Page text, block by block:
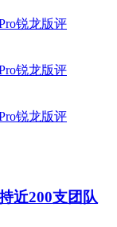
近200支团队